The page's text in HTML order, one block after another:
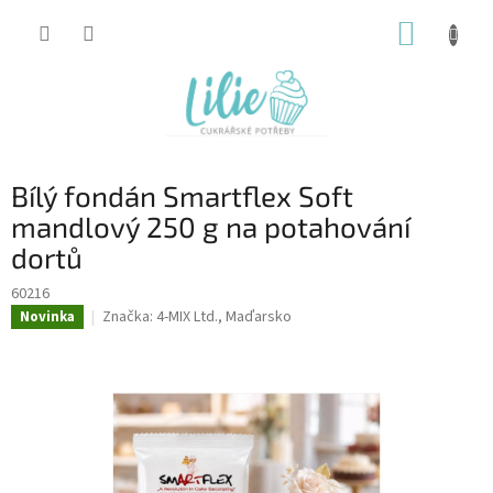
Bílý fondán Smartflex Soft
mandlový 250 g na potahování
dortů
60216
Novinka Značka: 4-MIX Ltd., Maďarsko